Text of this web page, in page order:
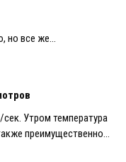
но все же…
Утром температура
преимущественно…